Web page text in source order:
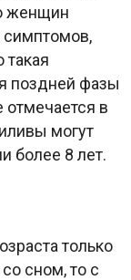
женщин
симптомов,
поздней фазы
отмечается в
могут
более 8 лет.
только
сном, то с